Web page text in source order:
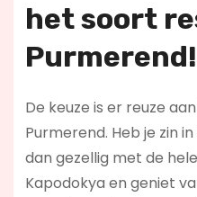
het soort
Purmerend!
De keuze is er reuze
Purmerend. Heb je zin
dan gezellig met de
Kapodokya en geniet